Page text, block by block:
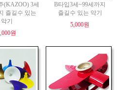
(KAZOO) 3세
즐길수 있는
악기
원
B타입3세~99세까지
즐길수 있는 악기
5,000원